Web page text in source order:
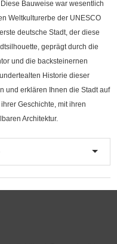
Bauweise war wesentlich
Weltkulturerbe der UNESCO
deutsche Stadt, der diese
geprägt durch die
und die backsteinernen
Historie dieser
und erklären Ihnen die Stadt auf
Geschichte, mit ihren
Architektur.